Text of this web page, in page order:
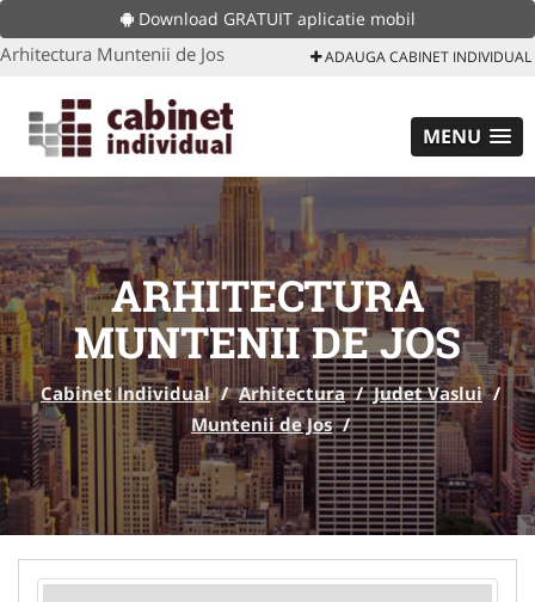
Download GRATUIT aplicatie mobil
Arhitectura Muntenii de Jos ADAUGA CABINET INDIVIDUAL
MENU
ARHITECTURA
MUNTENII DE JOS
Cabinet Individual / Arhitectura / Judet Vaslui /
Muntenii de Jos /